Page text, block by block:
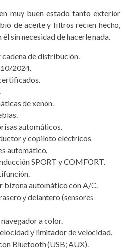
muy buen estado tanto exterior
de aceite y filtros recién hecho,
sin necesidad de hacerle nada.
de distribución.
2024.
de xenón.
automáticos.
y copiloto eléctricos.
automático.
SPORT y COMFORT.
bizona automático con A/C.
y delantero (sensores
a color.
y limitador de velocidad.
Bluetooth (USB; AUX).